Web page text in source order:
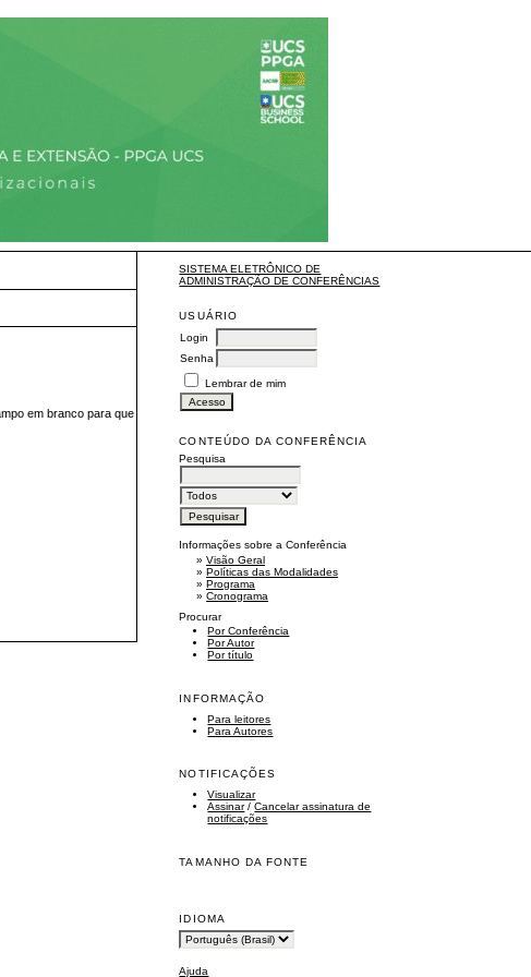
SISTEMA ELETRÔNICO DE
ADMINISTRAÇÃO DE CONFERÊNCIAS
USUÁRIO
Login
Senha
Lembrar de mim
CONTEÚDO DA CONFERÊNCIA
Pesquisa
Informações sobre a Conferência
»Visão Geral
»Políticas das Modalidades
»Programa
»Cronograma
Procurar
Por Conferência
Por Autor
Por título
INFORMAÇÃO
Para leitores
Para Autores
NOTIFICAÇÕES
Visualizar
Assinar/Cancelar assinatura de
notificações
TAMANHO DA FONTE
IDIOMA
Ajuda
em branco para que